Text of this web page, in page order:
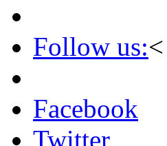
Follow us:<
Facebook
Twitter